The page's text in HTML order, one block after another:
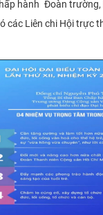
hành Đoàn trường,
các Liên chi Hội trực